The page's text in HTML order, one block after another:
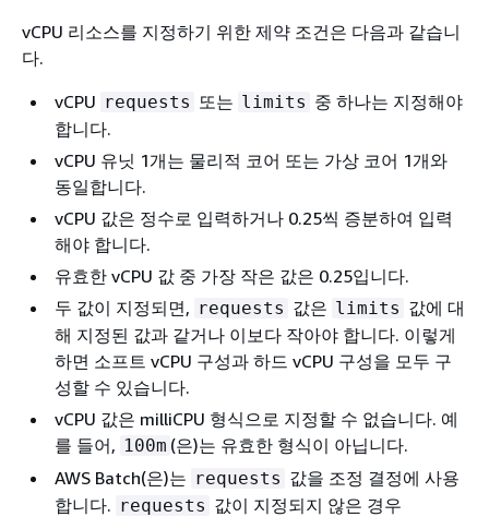
vCPU 리소스를 지정하기 위한 제약 조건은 다음과 같습니
다.
vCPU requests 또는 limits 중 하나는 지정해야
합니다.
vCPU 유닛 1개는 물리적 코어 또는 가상 코어 1개와
동일합니다.
vCPU 값은 정수로 입력하거나 0.25씩 증분하여 입력
해야 합니다.
유효한 vCPU 값 중 가장 작은 값은 0.25입니다.
두 값이 지정되면, requests 값은 limits 값에 대
해 지정된 값과 같거나 이보다 작아야 합니다. 이렇게
하면 소프트 vCPU 구성과 하드 vCPU 구성을 모두 구
성할 수 있습니다.
vCPU 값은 milliCPU 형식으로 지정할 수 없습니다. 예
를 들어, 100m (은)는 유효한 형식이 아닙니다.
AWS Batch(은)는 requests 값을 조정 결정에 사용
합니다. requests 값이 지정되지 않은 경우